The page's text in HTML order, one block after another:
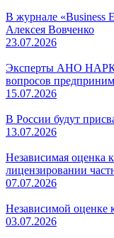
В журнале «Business
Алексея Вовченко
23.07.2026
Эксперты АНО НАРК
вопросов
15.07.2026
В России будут
13.07.2026
Независимая оценка
лицензировании
07.07.2026
Независимой оценке
03.07.2026